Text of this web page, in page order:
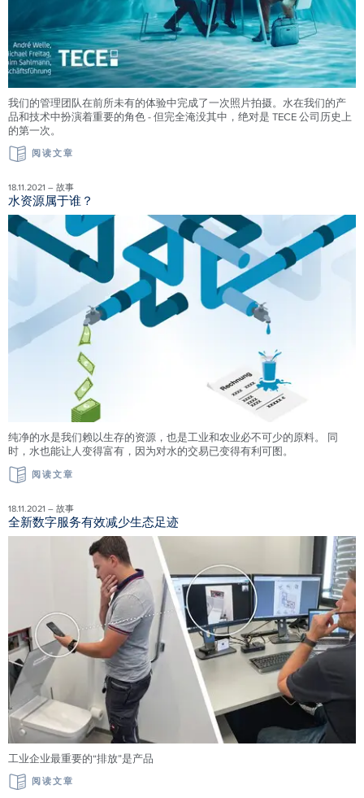
我们的管理团队在前所未有的体验中完成了一次照片拍摄。水在我们的产
品和技术中扮演着重要的角色 - 但完全淹没其中，绝对是 TECE 公司历史上
的第一次。
阅读文章
18.11.2021 – 故事
水资源属于谁？
纯净的水是我们赖以生存的资源，也是工业和农业必不可少的原料。 同
时，水也能让人变得富有，因为对水的交易已变得有利可图。
阅读文章
18.11.2021 – 故事
全新数字服务有效减少生态足迹
工业企业最重要的“排放”是产品
阅读文章